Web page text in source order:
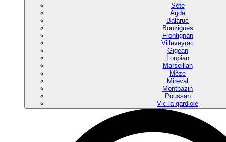
Sète
Agde
Balaruc
Bouzigues
Frontignan
Villeveyrac
Gigean
Loupian
Marseillan
Mèze
Mireval
Montbazin
Poussan
Vic la gardiole